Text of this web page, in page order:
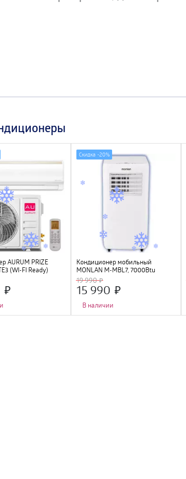
AURUM PRIZE
(WI-FI Ready)
Кондиционер мобильный
MONLAN M-MBL7, 7000Btu
19 990
15 990
В наличии
Скидка -20%